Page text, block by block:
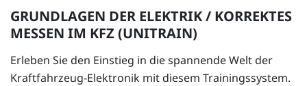
GRUNDLAGEN DER ELEKTRIK / KORREKTES
MESSEN IM KFZ (UNITRAIN)
Erleben Sie den Einstieg in die spannende Welt der
Kraftfahrzeug-Elektronik mit diesem Trainingssystem.